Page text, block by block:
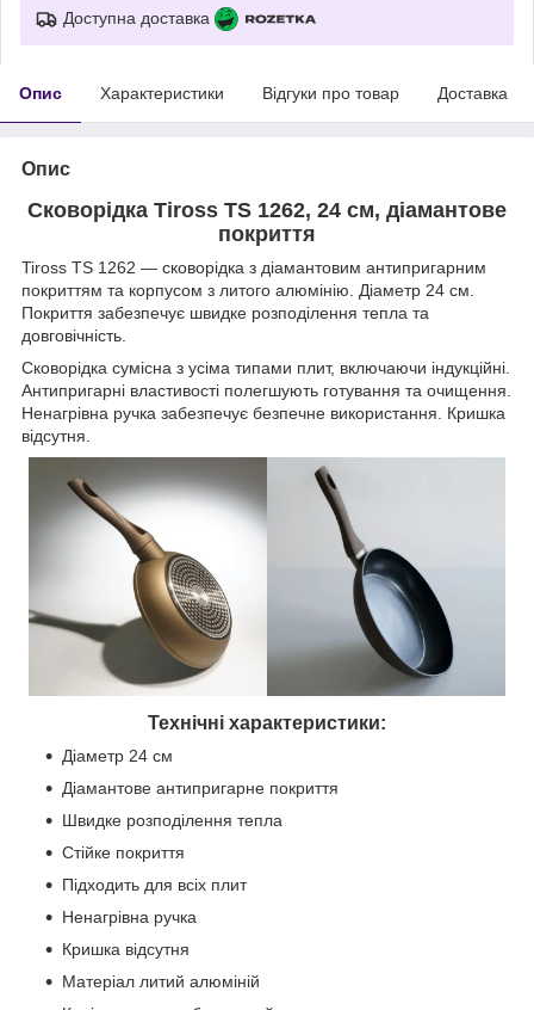
Доступна доставка
Опис Характеристики Відгуки про товар Доставка
Опис
Сковорідка Tiross TS 1262, 24 см, діамантове
покриття
Tiross TS 1262 — сковорідка з діамантовим антипригарним
покриттям та корпусом з литого алюмінію. Діаметр 24 см.
Покриття забезпечує швидке розподілення тепла та
довговічність.
Сковорідка сумісна з усіма типами плит, включаючи індукційні.
Антипригарні властивості полегшують готування та очищення.
Ненагрівна ручка забезпечує безпечне використання. Кришка
відсутня.
Технічні характеристики:
Діаметр 24 см
Діамантове антипригарне покриття
Швидке розподілення тепла
Стійке покриття
Підходить для всіх плит
Ненагрівна ручка
Кришка відсутня
Матеріал литий алюміній